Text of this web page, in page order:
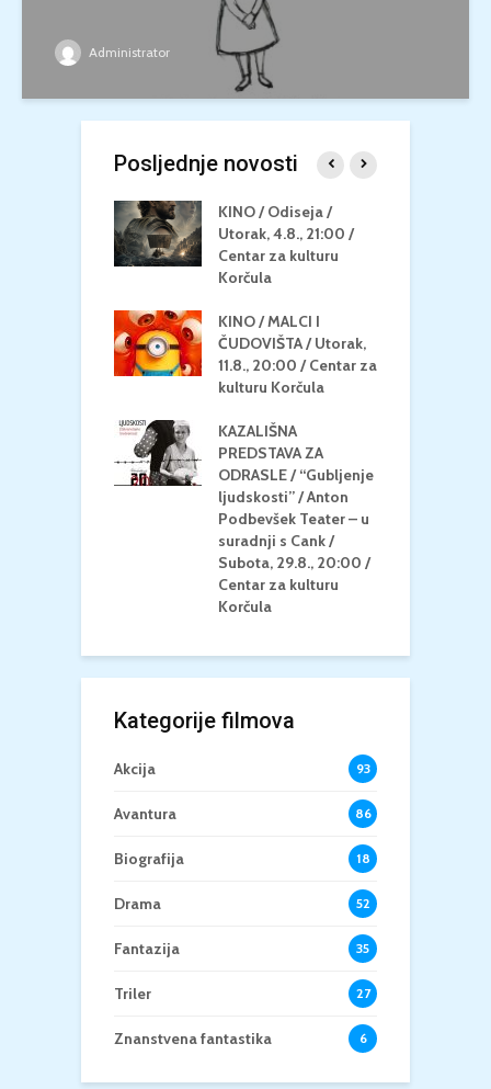
Administrator
Posljednje novosti
KINO / Odiseja /
Utorak, 4.8., 21:00 /
Centar za kulturu
Korčula
KINO / MALCI I
ČUDOVIŠTA / Utorak,
11.8., 20:00 / Centar za
kulturu Korčula
KAZALIŠNA
PREDSTAVA ZA
ODRASLE / “Gubljenje
ljudskosti” / Anton
Podbevšek Teater – u
suradnji s Cank /
Subota, 29.8., 20:00 /
Centar za kulturu
Korčula
Kategorije filmova
Akcija 93
Avantura 86
Biografija 18
Drama 52
Fantazija 35
Triler 27
Znanstvena fantastika 6